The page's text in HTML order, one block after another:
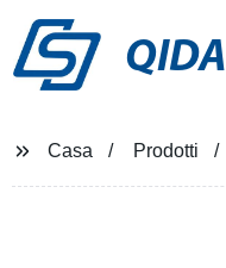
QIDA
Casa Prodotti